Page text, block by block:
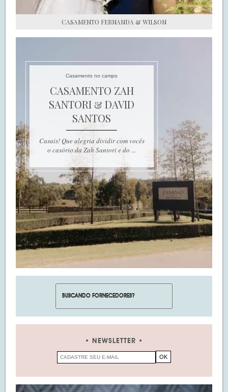
CASAMENTO FERNANDA & WILSON
Casamento no campo
CASAMENTO ZAH
SANTORI & DAVID
SANTOS
Casais! Que alegria dividir com vocês
o casório da Zah Santori e do ...
NEWSLETTER